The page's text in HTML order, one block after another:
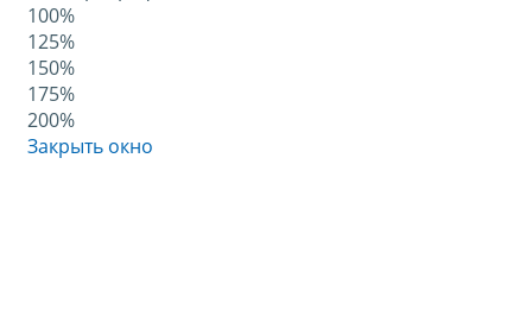
100%
125%
150%
175%
200%
Закрыть окно